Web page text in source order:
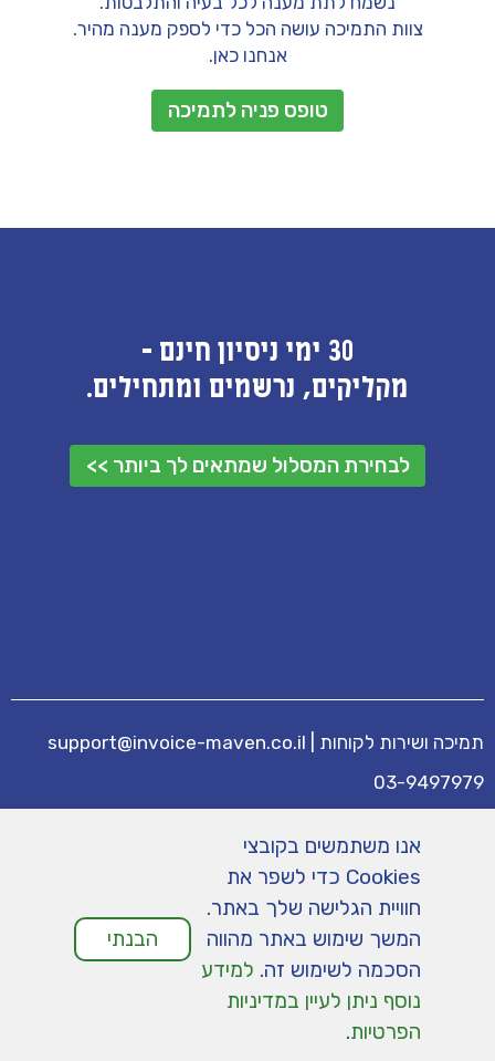
צוות התמיכה עושה הכל כדי לספק מענה מהיר.
אנחנו כאן.
טופס פניה לתמיכה
30 ימי ניסיון חינם -
מקליקים, נרשמים ומתחילים.
לבחירת המסלול שמתאים לך ביותר >>
תמיכה ושירות לקוחות support@invoice-maven.co.il
03-9497979
תמיכה
הצהרת נגישות
| מדיניות פרטיות
אנו משתמשים בקובצי
Cookies כדי לשפר את
חוויית הגלישה שלך באתר.
המשך שימוש באתר מהווה
הסכמה לשימוש זה. למידע
נוסף ניתן לעיין במדיניות
הפרטיות.
הבנתי